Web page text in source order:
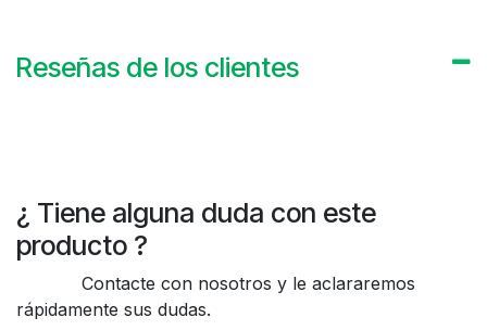
Reseñas de los clientes
¿ Tiene alguna duda con este
producto ?
Contacte con nosotros y le aclararemos
rápidamente sus dudas.